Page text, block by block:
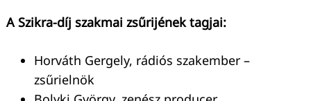
A Szikra-díj szakmai zsűrijének tagjai:
Horváth Gergely, rádiós szakember –
zsűrielnök